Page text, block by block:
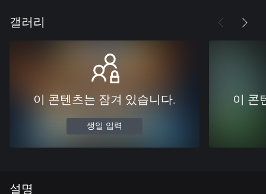
갤러리
이 콘텐츠는 잠겨 있습니다.
생일 입력
이 콘
설명